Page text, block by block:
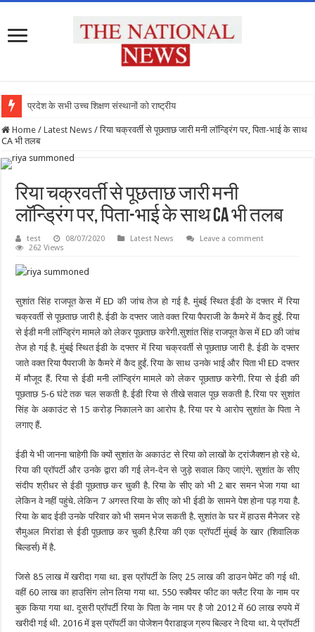
प्रदेश के सभी उच्च शिक्षण संस्थानों को राष्ट्रीय शिक्ष
Home / Latest News / रिया चक्रवर्ती से पूछताछ जारी मनी लॉन्ड्रिंग पर, पिता-भाई के साथ
CA भी तलब
रिया चक्रवर्ती से पूछताछ जारी मनी
लॉन्ड्रिंग पर, पिता-भाई के साथ CA भी तलब
test 08/07/2020 Latest News
Leave a comment
262 Views
सुशांत सिंह राजपूत केस में ED की जांच तेज हो गई है. मुंबई स्थित ईडी के दफ्तर में रिया
चक्रवर्ती से पूछताछ जारी है. ईडी के दफ्तर जाते वक्त रिया पैपराजी के कैमरे में कैद हुईं. रिया
से ईडी मनी लॉन्ड्रिंग मामले को लेकर पूछताछ करेगी.सुशांत सिंह राजपूत केस में ED की जांच
तेज हो गई है. मुंबई स्थित ईडी के दफ्तर में रिया चक्रवर्ती से पूछताछ जारी है. ईडी के दफ्तर
जाते वक्त रिया पैपराजी के कैमरे में कैद हुईं. रिया के साथ उनके भाई और पिता भी ED दफ्तर
में मौजूद हैं. रिया से ईडी मनी लॉन्ड्रिंग मामले को लेकर पूछताछ करेगी. रिया से ईडी की
पूछताछ 5-6 घंटे तक चल सकती है. ईडी रिया से तीखे सवाल पूछ सकती है. रिया पर सुशांत
सिंह के अकाउंट से 15 करोड़ निकालने का आरोप है. रिया पर ये आरोप सुशांत के पिता ने
लगाए हैं.
ईडी ये भी जानना चाहेगी कि क्यों सुशांत के अकाउंट से रिया को लाखों के ट्रांजैक्शन हो रहे थे.
रिया की प्रॉपर्टी और उनके द्वारा की गई लेन-देन से जुड़े सवाल किए जाएंगे. सुशांत के सीए
संदीप श्रीधर से ईडी पूछताछ कर चुकी है. रिया के सीए को भी 2 बार समन भेजा गया था
लेकिन वे नहीं पहुंचे. लेकिन 7 अगस्त रिया के सीए को भी ईडी के सामने पेश होना पड़ गया है.
रिया के बाद ईडी उनके परिवार को भी समन भेज सकती है. सुशांत के घर में हाउस मैनेजर रहे
सैमुअल मिरांडा से ईडी पूछताछ कर चुकी है.रिया की एक प्रॉपर्टी मुंबई के खार (शिवालिक
बिल्डर्स) में है.
जिसे 85 लाख में खरीदा गया था. इस प्रॉपर्टी के लिए 25 लाख की डाउन पेमेंट की गई थी.
वहीं 60 लाख का हाउसिंग लोन लिया गया था. 550 स्क्वैयर फीट का फ्लैट रिया के नाम पर
बुक किया गया था. दूसरी प्रॉपर्टी रिया के पिता के नाम पर है जो 2012 में 60 लाख रुपये में
खरीदी गई थी. 2016 में इस प्रॉपर्टी का पोजेशन पैराडाइज ग्रुप बिल्डर ने दिया था. ये प्रॉपर्टी